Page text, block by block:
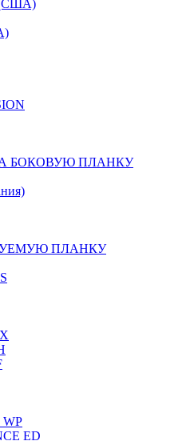
(США)
БОКОВУЮ ПЛАНКУ
ПЛАНКУ
ED